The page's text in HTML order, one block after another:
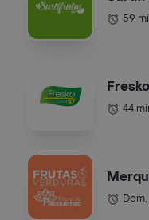
59
44